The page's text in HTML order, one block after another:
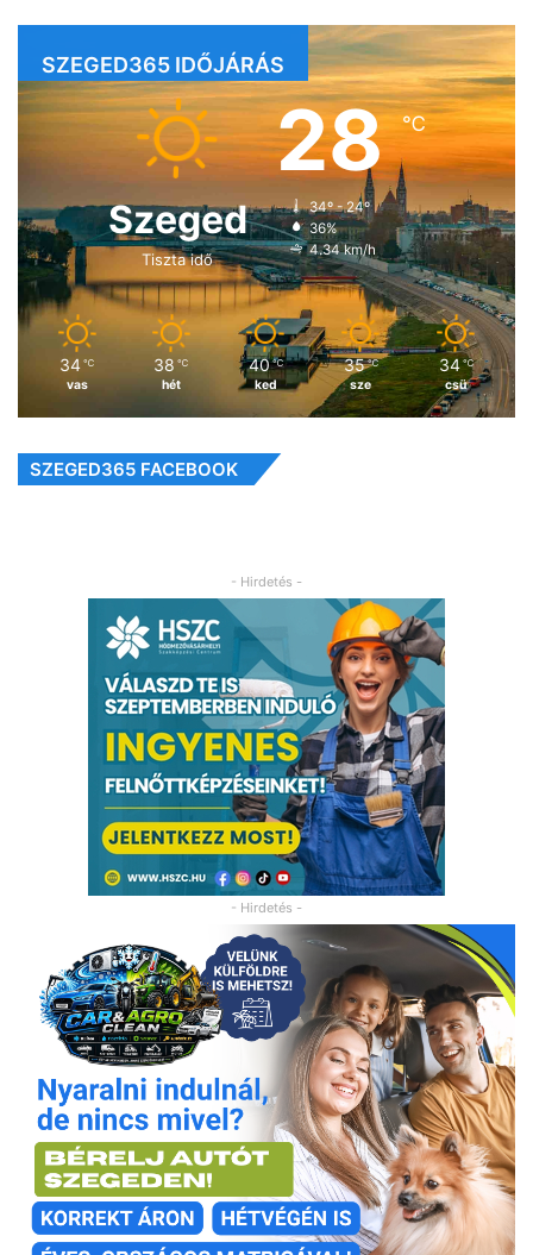
SZEGED365 IDŐJÁRÁS
Szeged
Tiszta idő
28℃
34º - 24º
36%
4.34 km/h
34 ℃
vas
38 ℃
hét
40 ℃
ked
35 ℃
sze
34 ℃
csü
SZEGED365 FACEBOOK
- Hirdetés -
- Hirdetés -